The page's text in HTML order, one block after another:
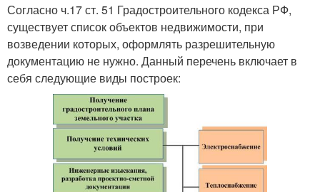
Согласно ч.17 ст. 51 Градостроительного кодекса РФ,
существует список объектов недвижимости, при
возведении которых, оформлять разрешительную
документацию не нужно. Данный перечень включает в
себя следующие виды построек: